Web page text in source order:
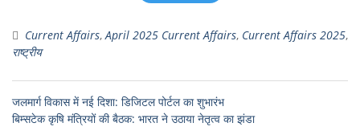
Current Affairs,April 2025 Current Affairs, Current Affairs 2025,
राष्ट्रीय
जलमार्ग विकास में नई दिशा: डिजिटल पोर्टल का शुभारंभ
बिम्सटेक कृषि मंत्रियों की बैठक: भारत ने उठाया नेतृत्व का झंडा